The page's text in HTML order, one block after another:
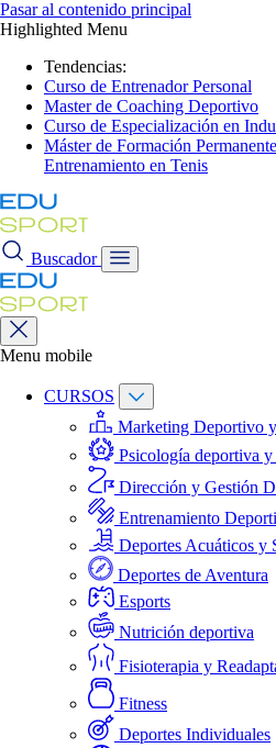
Pasar al contenido principal
Highlighted Menu
Tendencias:
Curso de Entrenador Personal
Master de Coaching Deportivo
Curso de Especialización en
Máster de Formación
Entrenamiento en Tenis
Buscador
Menu mobile
CURSOS
Marketing Deportivo
Psicología deportiva
Dirección y Gestión
Entrenamiento
Deportes Acuáticos y
Deportes de Aventura
Esports
Nutrición deportiva
Fisioterapia y
Fitness
Deportes Individuales